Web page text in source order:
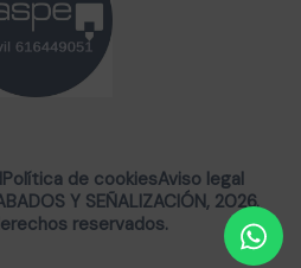
Y SEÑALIZACIÓN, 2026.
reservados.
Política de cookiesAviso legal